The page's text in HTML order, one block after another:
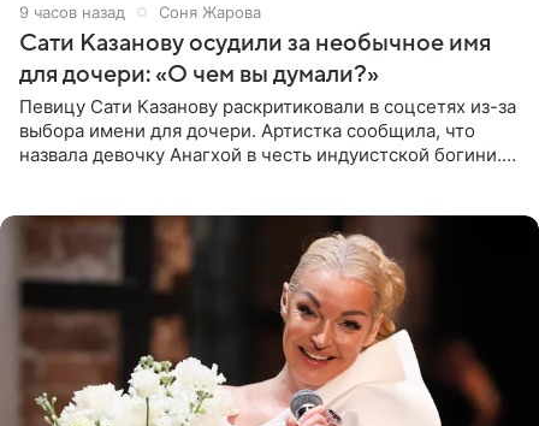
9 часов назад Соня Жарова
Сати Казанову осудили за необычное имя
для дочери: «О чем вы думали?»
Певицу Сати Казанову раскритиковали в соцсетях из-за
выбора имени для дочери. Артистка сообщила, что
назвала девочку Анагхой в честь индуистской богини.